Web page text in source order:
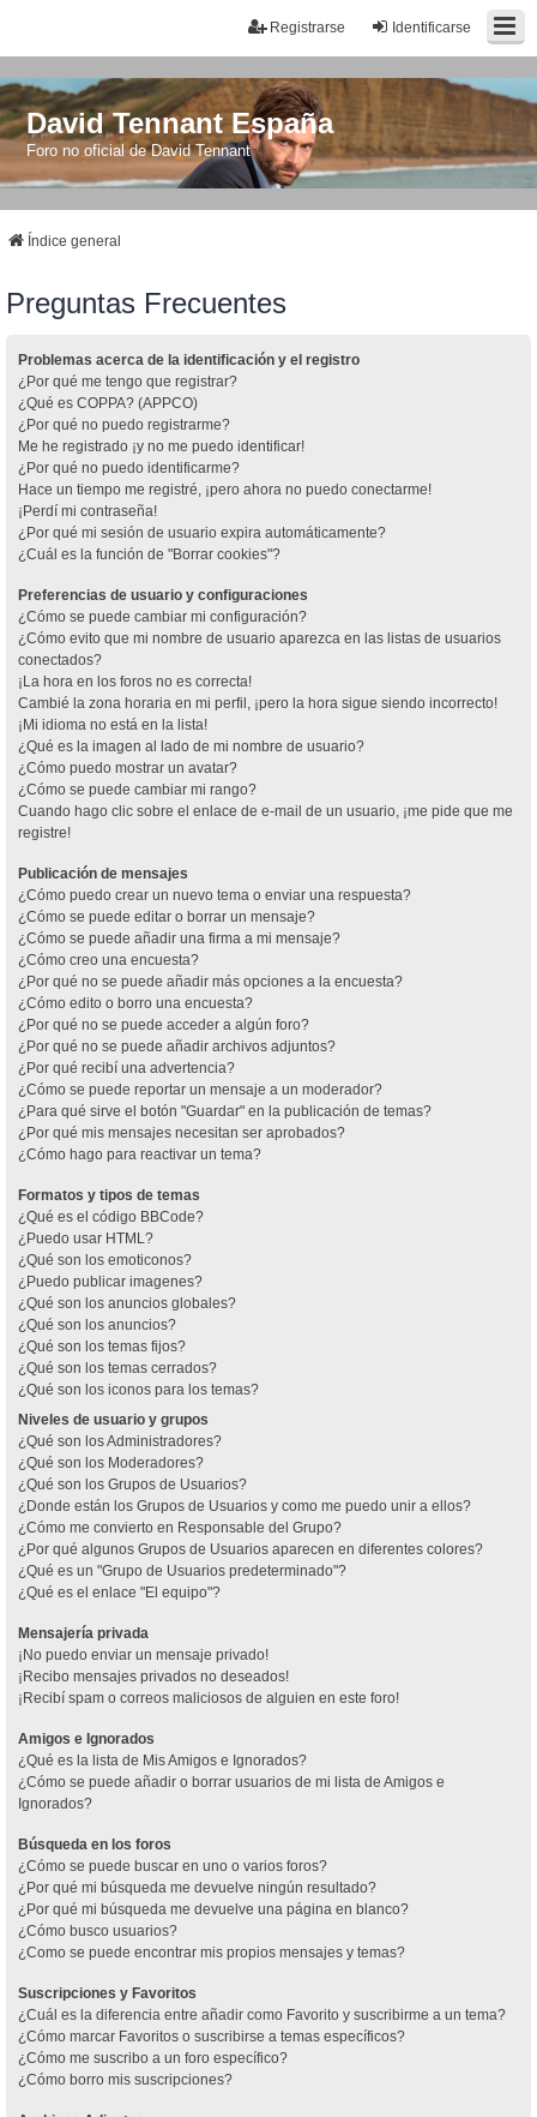
Identificarse
Registrarse
David Tennant España
Foro no oficial de David Tennant
Índice general
Preguntas Frecuentes
Problemas acerca de la identificación y el registro
¿Por qué me tengo que registrar?
¿Qué es COPPA? (APPCO)
¿Por qué no puedo registrarme?
Me he registrado ¡y no me puedo identificar!
¿Por qué no puedo identificarme?
Hace un tiempo me registré, ¡pero ahora no puedo conectarme!
¡Perdí mi contraseña!
¿Por qué mi sesión de usuario expira automáticamente?
¿Cuál es la función de "Borrar cookies"?
Preferencias de usuario y configuraciones
¿Cómo se puede cambiar mi configuración?
¿Cómo evito que mi nombre de usuario aparezca en las listas de usuarios
conectados?
¡La hora en los foros no es correcta!
Cambié la zona horaria en mi perfil, ¡pero la hora sigue siendo incorrecto!
¡Mi idioma no está en la lista!
¿Qué es la imagen al lado de mi nombre de usuario?
¿Cómo puedo mostrar un avatar?
¿Cómo se puede cambiar mi rango?
Cuando hago clic sobre el enlace de e-mail de un usuario, ¡me pide que me
registre!
Publicación de mensajes
¿Cómo puedo crear un nuevo tema o enviar una respuesta?
¿Cómo se puede editar o borrar un mensaje?
¿Cómo se puede añadir una firma a mi mensaje?
¿Cómo creo una encuesta?
¿Por qué no se puede añadir más opciones a la encuesta?
¿Cómo edito o borro una encuesta?
¿Por qué no se puede acceder a algún foro?
¿Por qué no se puede añadir archivos adjuntos?
¿Por qué recibí una advertencia?
¿Cómo se puede reportar un mensaje a un moderador?
¿Para qué sirve el botón "Guardar" en la publicación de temas?
¿Por qué mis mensajes necesitan ser aprobados?
¿Cómo hago para reactivar un tema?
Formatos y tipos de temas
¿Qué es el código BBCode?
¿Puedo usar HTML?
¿Qué son los emoticonos?
¿Puedo publicar imagenes?
¿Qué son los anuncios globales?
¿Qué son los anuncios?
¿Qué son los temas fijos?
¿Qué son los temas cerrados?
¿Qué son los iconos para los temas?
Niveles de usuario y grupos
¿Qué son los Administradores?
¿Qué son los Moderadores?
¿Qué son los Grupos de Usuarios?
¿Donde están los Grupos de Usuarios y como me puedo unir a ellos?
¿Cómo me convierto en Responsable del Grupo?
¿Por qué algunos Grupos de Usuarios aparecen en diferentes colores?
¿Qué es un "Grupo de Usuarios predeterminado"?
¿Qué es el enlace "El equipo"?
Mensajería privada
¡No puedo enviar un mensaje privado!
¡Recibo mensajes privados no deseados!
¡Recibí spam o correos maliciosos de alguien en este foro!
Amigos e Ignorados
¿Qué es la lista de Mis Amigos e Ignorados?
¿Cómo se puede añadir o borrar usuarios de mi lista de Amigos e
Ignorados?
Búsqueda en los foros
¿Cómo se puede buscar en uno o varios foros?
¿Por qué mi búsqueda me devuelve ningún resultado?
¿Por qué mi búsqueda me devuelve una página en blanco?
¿Cómo busco usuarios?
¿Como se puede encontrar mis propios mensajes y temas?
Suscripciones y Favoritos
¿Cuál es la diferencia entre añadir como Favorito y suscribirme a un tema?
¿Cómo marcar Favoritos o suscribirse a temas específicos?
¿Cómo me suscribo a un foro específico?
¿Cómo borro mis suscripciones?